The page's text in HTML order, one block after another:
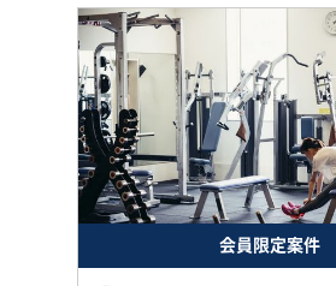
会員限定案件